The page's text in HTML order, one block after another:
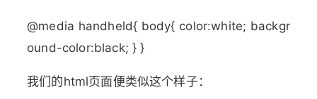
@media handheld{ body{ color:white; backgr
ound-color:black; } }
我们的html页面便类似这个样子：